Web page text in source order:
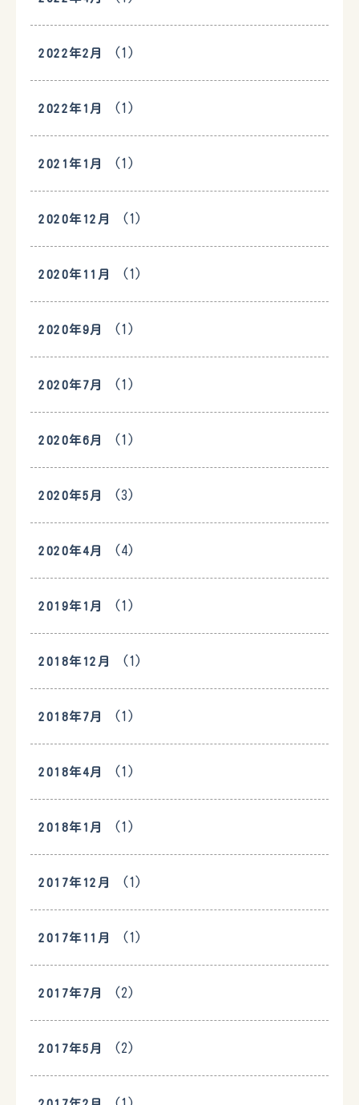
2022年2月 (1)
2022年1月 (1)
2021年1月 (1)
2020年12月 (1)
2020年11月 (1)
2020年9月 (1)
2020年7月 (1)
2020年6月 (1)
2020年5月 (3)
2020年4月 (4)
2019年1月 (1)
2018年12月 (1)
2018年7月 (1)
2018年4月 (1)
2018年1月 (1)
2017年12月 (1)
2017年11月 (1)
2017年7月 (2)
2017年5月 (2)